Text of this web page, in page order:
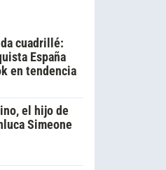
cuadrillé:
España
en tendencia
el hijo de
Simeone